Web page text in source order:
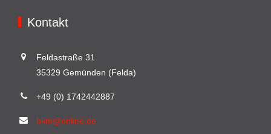
Kontakt
Feldastraße 31
35329 Gemünden (Felda)
+49 (0) 1742442887
bkm@online.de